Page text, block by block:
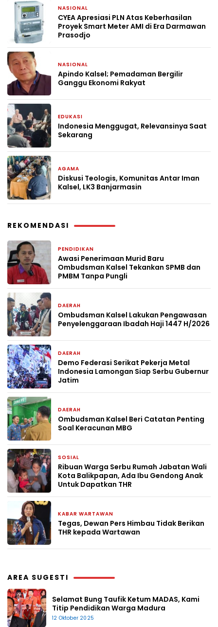
NASIONAL
CYEA Apresiasi PLN Atas Keberhasilan
Proyek Smart Meter AMI di Era Darmawan
Prasodjo
NASIONAL
Apindo Kalsel; Pemadaman Bergilir
Ganggu Ekonomi Rakyat
EDUKASI
Indonesia Menggugat, Relevansinya Saat
Sekarang
AGAMA
Diskusi Teologis, Komunitas Antar Iman
Kalsel, LK3 Banjarmasin
REKOMENDASI
PENDIDIKAN
Awasi Penerimaan Murid Baru
Ombudsman Kalsel Tekankan SPMB dan
PMBM Tanpa Pungli
DAERAH
Ombudsman Kalsel Lakukan Pengawasan
Penyelenggaraan Ibadah Haji 1447 H/2026
DAERAH
Demo Federasi Serikat Pekerja Metal
Indonesia Lamongan Siap Serbu Gubernur
Jatim
DAERAH
Ombudsman Kalsel Beri Catatan Penting
Soal Keracunan MBG
SOSIAL
Ribuan Warga Serbu Rumah Jabatan Wali
Kota Balikpapan, Ada Ibu Gendong Anak
Untuk Dapatkan THR
KABAR WARTAWAN
Tegas, Dewan Pers Himbau Tidak Berikan
THR kepada Wartawan
AREA SUGESTI
Selamat Bung Taufik Ketum MADAS, Kami
Titip Pendidikan Warga Madura
12 Oktober 2025